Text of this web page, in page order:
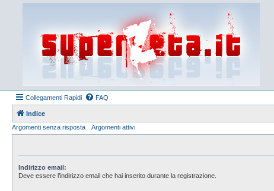
Collegamenti Rapidi FAQ
Indice
Argomenti senza risposta
Argomenti attivi
Indirizzo email:
Deve essere l’indirizzo email che hai inserito durante la registrazione.